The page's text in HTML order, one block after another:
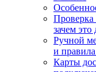
Проверка
зачем это
Ручной
и
Карты